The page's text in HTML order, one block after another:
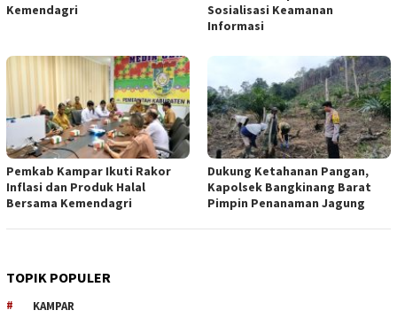
Kemendagri
Sosialisasi Keamanan
Informasi
Pemkab Kampar Ikuti Rakor
Inflasi dan Produk Halal
Bersama Kemendagri
Dukung Ketahanan Pangan,
Kapolsek Bangkinang Barat
Pimpin Penanaman Jagung
TOPIK POPULER
KAMPAR